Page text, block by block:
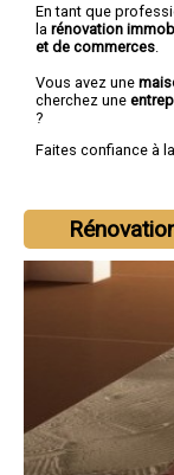
En tant que
la rénovation
et de commerces
Vous avez une
cherchez une
?
Faites confiance à